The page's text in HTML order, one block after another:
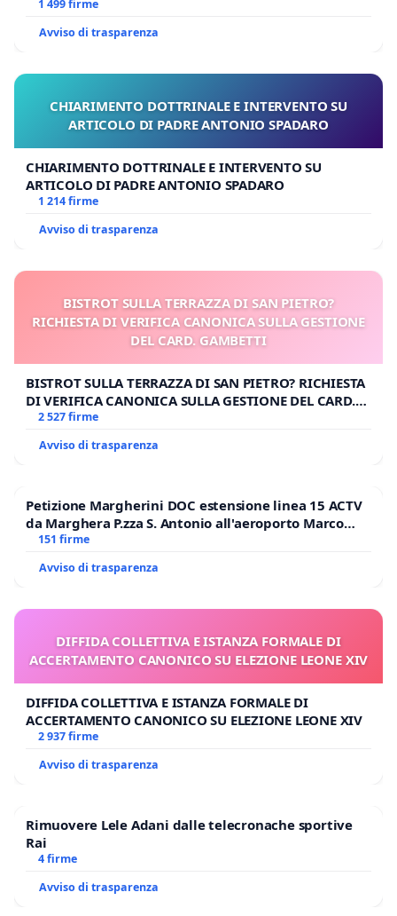
BENEDETTO XVI
1 499 firme
Avviso di trasparenza
CHIARIMENTO DOTTRINALE E INTERVENTO SU
ARTICOLO DI PADRE ANTONIO SPADARO
CHIARIMENTO DOTTRINALE E INTERVENTO SU
ARTICOLO DI PADRE ANTONIO SPADARO
1 214 firme
Avviso di trasparenza
BISTROT SULLA TERRAZZA DI SAN PIETRO?
RICHIESTA DI VERIFICA CANONICA SULLA GESTIONE
DEL CARD. GAMBETTI
BISTROT SULLA TERRAZZA DI SAN PIETRO? RICHIESTA
DI VERIFICA CANONICA SULLA GESTIONE DEL CARD.
GAMBETTI
2 527 firme
Avviso di trasparenza
Petizione Margherini DOC estensione linea 15 ACTV
da Marghera P.zza S. Antonio all'aeroporto Marco
Polo tariffa a € 1,50
151 firme
Avviso di trasparenza
DIFFIDA COLLETTIVA E ISTANZA FORMALE DI
ACCERTAMENTO CANONICO SU ELEZIONE LEONE XIV
DIFFIDA COLLETTIVA E ISTANZA FORMALE DI
ACCERTAMENTO CANONICO SU ELEZIONE LEONE XIV
2 937 firme
Avviso di trasparenza
Rimuovere Lele Adani dalle telecronache sportive
Rai
4 firme
Avviso di trasparenza